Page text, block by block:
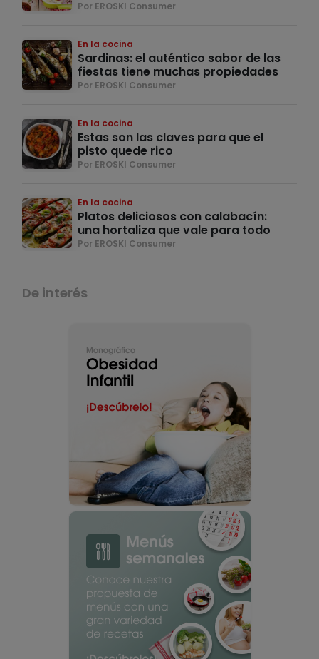
Por EROSKI Consumer
En la cocina
Sardinas: el auténtico sabor de las
fiestas tiene muchas propiedades
Por EROSKI Consumer
En la cocina
Estas son las claves para que el
pisto quede rico
Por EROSKI Consumer
En la cocina
Platos deliciosos con calabacín:
una hortaliza que vale para todo
Por EROSKI Consumer
De interés